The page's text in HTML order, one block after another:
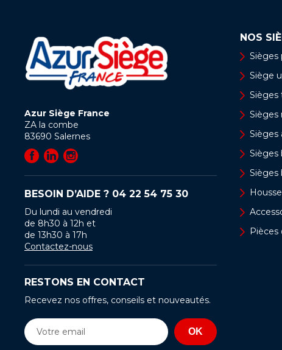
Azur Siège France
ZA la combe
83690 Salernes
BESOIN D’AIDE ? 04 22 54 75 30
Du lundi au vendredi
de 8h30 à 12h et
de 13h30 à 17h
Contactez-nous
RESTONS EN CONTACT
Recevez nos offres, conseils et nouveautés.
NOS
Sièges
Siège
Sièges
Sièges
Sièges
Sièges
Sièges
Pièces